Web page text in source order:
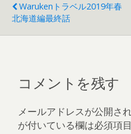
Warukenトラベル2019年春
北海道編最終話
コメントを残す
メールアドレスが公開さ
が付いている欄は必須項